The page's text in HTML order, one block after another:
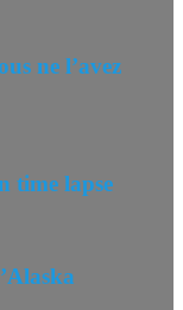
ne l’avez
time lapse